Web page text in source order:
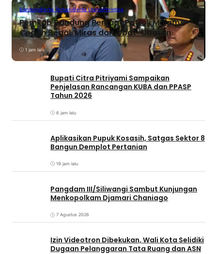
BandungBerita TerbaruBerita UtamaPeristiwa
Pemkab Bandung Perkuat Patroli Malam,
Cegah Begal, Miras dan Obat-Obatan
1 jam lalu
Bupati Citra Pitriyami Sampaikan
Penjelasan Rancangan KUBA dan PPASP
Tahun 2026
6 jam lalu
Aplikasikan Pupuk Kosasih, Satgas Sektor 8
Bangun Demplot Pertanian
19 jam lalu
Pangdam III/Siliwangi Sambut Kunjungan
Menkopolkam Djamari Chaniago
7 Agustus 2026
Izin Videotron Dibekukan, Wali Kota Selidiki
Dugaan Pelanggaran Tata Ruang dan ASN